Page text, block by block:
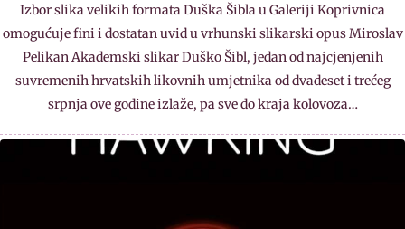
Izbor slika velikih formata Duška Šibla u Galeriji Koprivnica
omogućuje fini i dostatan uvid u vrhunski slikarski opus Miroslav
Pelikan Akademski slikar Duško Šibl, jedan od najcjenjenih
suvremenih hrvatskih likovnih umjetnika od dvadeset i trećeg
srpnja ove godine izlaže, pa sve do kraja kolovoza…